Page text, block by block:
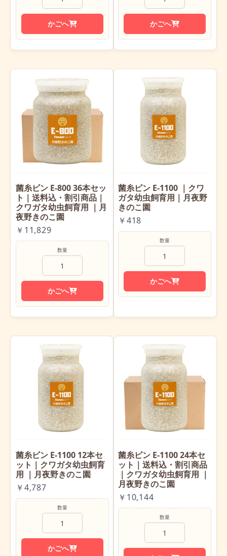
かごへ かごへ
菌糸ビン E-800 36本セッ
ト｜送料込・割引商品｜
クワガタ幼虫飼育用 ｜月
夜野きのこ園
￥11,829
数量
かごへ
菌糸ビン E-1100 ｜クワ
ガタ幼虫飼育用｜月夜野
きのこ園
￥418
数量
かごへ
菌糸ビン E-1100 12本セ
ット｜クワガタ幼虫飼育
用 ｜月夜野きのこ園
￥4,787
数量
かごへ
菌糸ビン E-1100 24本セ
ット｜送料込・割引商品
｜クワガタ幼虫飼育用 ｜
月夜野きのこ園
￥10,144
数量